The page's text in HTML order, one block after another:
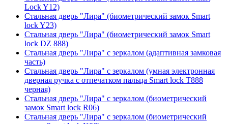
Lock Y12)
Стальная дверь "Лира" (биометрический замок Smart
lock Y23)
Стальная дверь "Лира" (биометрический замок Smart
lock DZ 888)
Стальная дверь "Лира" с зеркалом (адаптивная замковая
часть)
Стальная дверь "Лира" с зеркалом (умная электронная
дверная ручка с отпечатком пальца Smart lock T888
черная)
Стальная дверь "Лира" с зеркалом (биометрический
замок Smart lock R06)
Стальная дверь "Лира" с зеркалом (биометрический